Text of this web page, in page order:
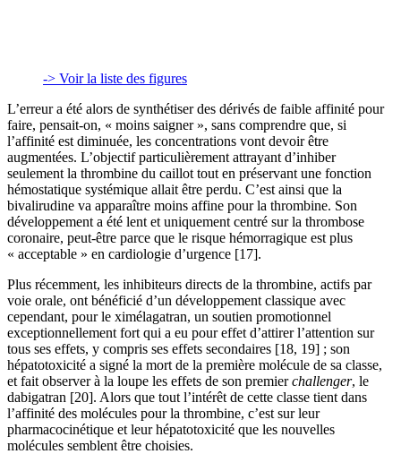
-> Voir la liste des figures
L’erreur a été alors de synthétiser des dérivés de faible affinité pour
faire, pensait-on, « moins saigner », sans comprendre que, si
l’affinité est diminuée, les concentrations vont devoir être
augmentées. L’objectif particulièrement attrayant d’inhiber
seulement la thrombine du caillot tout en préservant une fonction
hémostatique systémique allait être perdu. C’est ainsi que la
bivalirudine va apparaître moins affine pour la thrombine. Son
développement a été lent et uniquement centré sur la thrombose
coronaire, peut-être parce que le risque hémorragique est plus
« acceptable » en cardiologie d’urgence [17].
Plus récemment, les inhibiteurs directs de la thrombine, actifs par
voie orale, ont bénéficié d’un développement classique avec
cependant, pour le ximélagatran, un soutien promotionnel
exceptionnellement fort qui a eu pour effet d’attirer l’attention sur
tous ses effets, y compris ses effets secondaires [18, 19] ; son
hépatotoxicité a signé la mort de la première molécule de sa classe,
et fait observer à la loupe les effets de son premierchallenger, le
dabigatran [20]. Alors que tout l’intérêt de cette classe tient dans
l’affinité des molécules pour la thrombine, c’est sur leur
pharmacocinétique et leur hépatotoxicité que les nouvelles
molécules semblent être choisies.